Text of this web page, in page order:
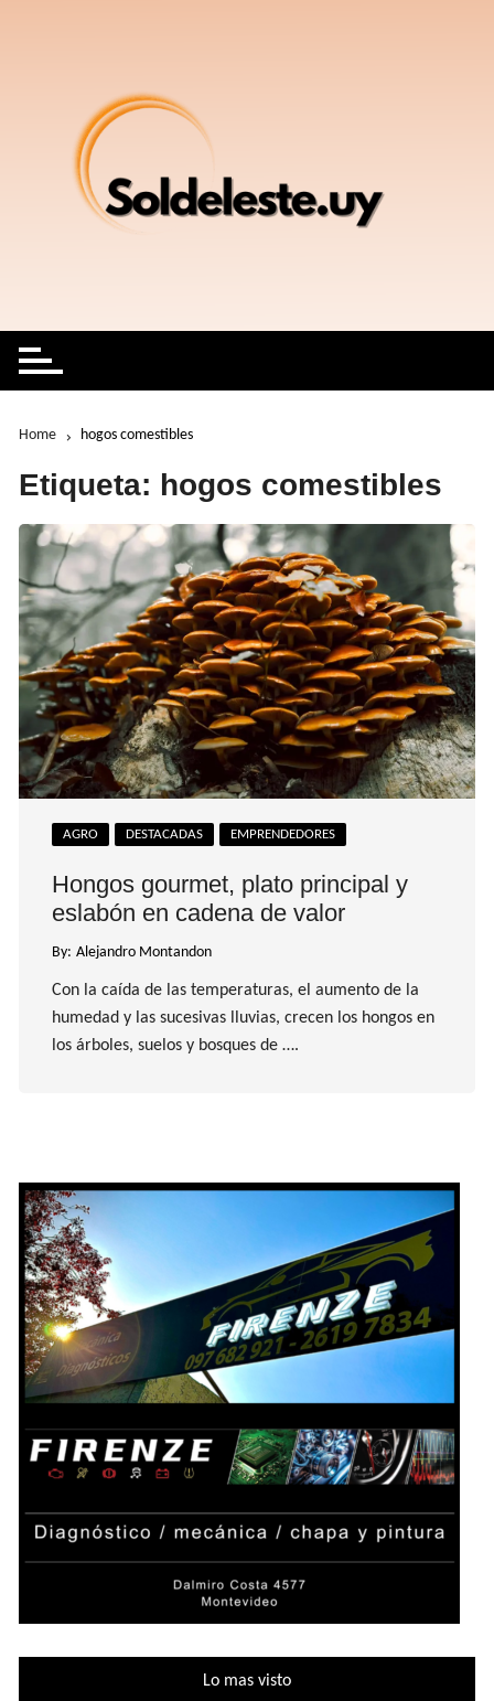
Home hogos comestibles
Etiqueta: hogos comestibles
AGRO DESTACADAS EMPRENDEDORES
Hongos gourmet, plato principal y
eslabón en cadena de valor
By: Alejandro Montandon
Con la caída de las temperaturas, el aumento de la
humedad y las sucesivas lluvias, crecen los hongos en
los árboles, suelos y bosques de ….
Lo mas visto